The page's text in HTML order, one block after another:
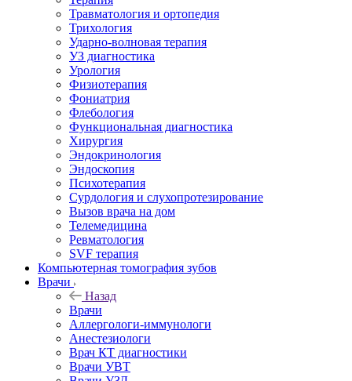
Травматология и ортопедия
Трихология
Ударно-волновая терапия
УЗ диагностика
Урология
Физиотерапия
Фониатрия
Флебология
Функциональная диагностика
Хирургия
Эндокринология
Эндоскопия
Психотерапия
Сурдология и слухопротезирование
Вызов врача на дом
Телемедицина
Ревматология
SVF терапия
Компьютерная томография зубов
Врачи
Назад
Врачи
Аллергологи-иммунологи
Анестезиологи
Врач КТ диагностики
Врачи УВТ